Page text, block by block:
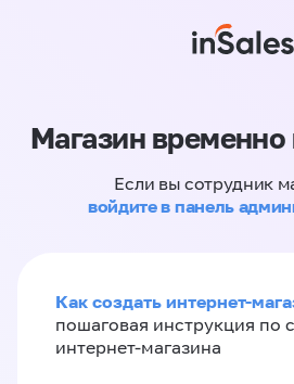
Магазин временно
Если вы сотрудник
войдите в панель
Как создать интернет-
пошаговая инструкция по
интернет-магазина